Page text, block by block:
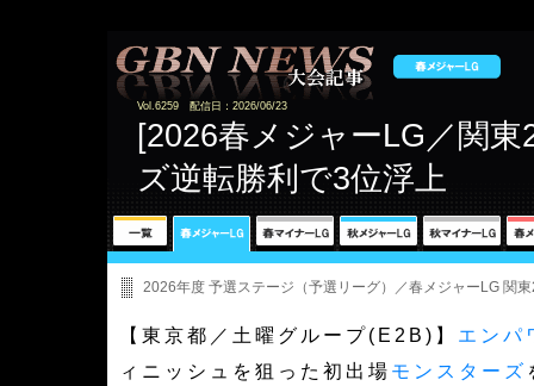
Vol.6259 配信日：2026/06/23
[2026春メジャーLG／関
ズ逆転勝利で3位浮上
2026年度 予選ステージ（予選リーグ）／春メジャーLG 関
【東京都／土曜グループ(E2B)】 エンパ
ィニッシュを狙った初出場 モンスターズ